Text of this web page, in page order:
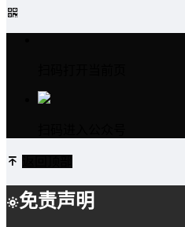
免责声明